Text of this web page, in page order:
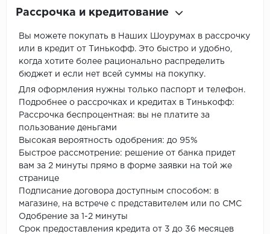
Рассрочка и кредитование
Вы можете покупать в Наших Шоурумах в рассрочку
или в кредит от Тинькофф. Это быстро и удобно,
когда хотите более рационально распределить
бюджет и если нет всей суммы на покупку.
Для оформления нужны только паспорт и телефон.
Подробнее о рассрочках и кредитах в Тинькофф:
Рассрочка беспроцентная: вы не платите за
пользование деньгами
Высокая вероятность одобрения: до 95%
Быстрое рассмотрение: решение от банка придет
вам за 2 минуты прямо в форме заявки на той же
странице
Подписание договора доступным способом: в
магазине, на встрече с представителем или по СМС
Одобрение за 1-2 минуты
Срок предоставления кредита от 3 до 36 месяцев